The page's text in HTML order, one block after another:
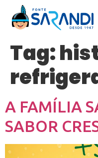
Tag:
A FAMÍLIA
SABOR